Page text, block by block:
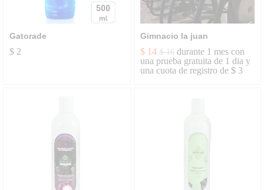
Gatorade
$ 2
Gimnacio la juan
$14 $16 durante 1 mes con
una prueba gratuita de 1 dia y
una cuota de registro de $3